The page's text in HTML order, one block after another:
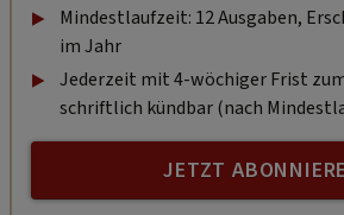
Mindestlaufzeit: 12 Ausgaben,
im Jahr
Jederzeit mit 4-wöchiger Frist
schriftlich kündbar (nach
JETZT